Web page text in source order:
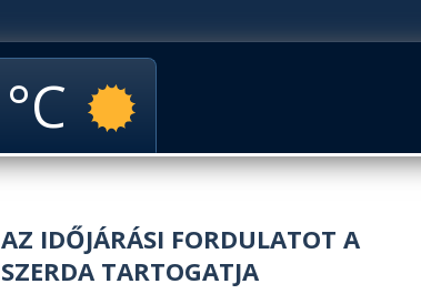
AZ IDŐJÁRÁSI FORDULATOT A
SZERDA TARTOGATJA